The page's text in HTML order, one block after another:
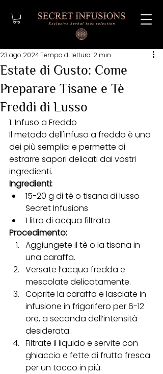
Estate di Gusto: Come
Preparare Tisane e Tè
Freddi di Lusso
23 ago 2024Tempo di lettura: 2 min
1. Infuso a Freddo
Il metodo dell'infuso a freddo è uno
dei più semplici e permette di
estrarre sapori delicati dai vostri
ingredienti.
Ingredienti:
15-20 g di tè o tisana di lusso
Secret Infusions
1 litro di acqua filtrata
Procedimento:
Aggiungete il tè o la tisana in
una caraffa.
Versate l’acqua fredda e
mescolate delicatamente.
Coprite la caraffa e lasciate in
infusione in frigorifero per 6-12
ore, a seconda dell’intensità
desiderata.
Filtrate il liquido e servite con
ghiaccio e fette di frutta fresca
per un tocco in più.